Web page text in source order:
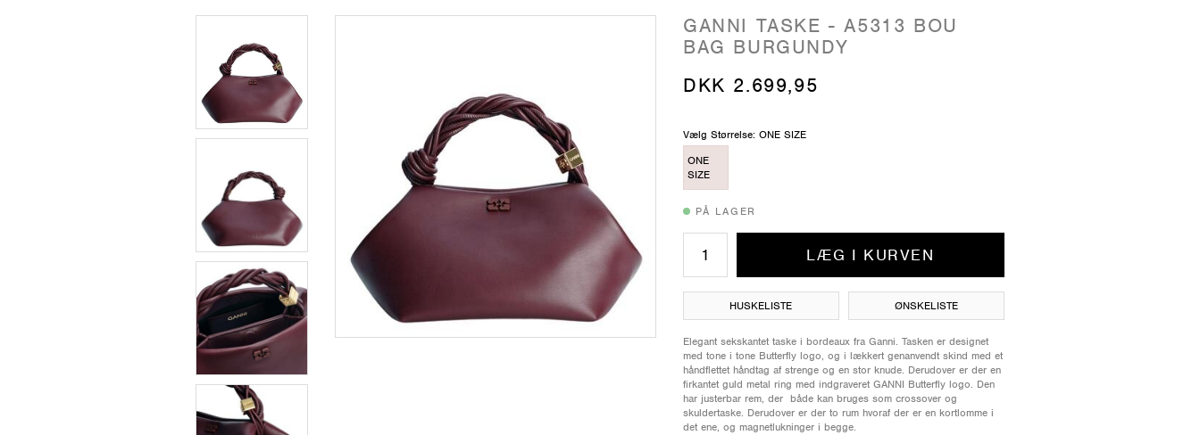
GANNI TASKE - A5313 BOU
BAG BURGUNDY
DKK 2.699,95
Vælg Størrelse: ONE SIZE
ONE
SIZE
PÅ LAGER
LÆG I KURVEN
HUSKELISTE ØNSKELISTE
Elegant sekskantet taske i bordeaux fra Ganni. Tasken er designet
med tone i tone Butterfly logo, og i lækkert genanvendt skind med et
håndflettet håndtag af strenge og en stor knude. Derudover er der en
firkantet guld metal ring med indgraveret GANNI Butterfly logo. Den
har justerbar rem, der både kan bruges som crossover og
skuldertaske. Derudover er der to rum hvoraf der er en kortlomme i
det ene, og magnetlukninger i begge.